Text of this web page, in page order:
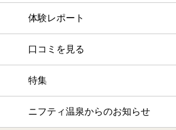
体験レポート
口コミを見る
特集
ニフティ温泉からのお知らせ